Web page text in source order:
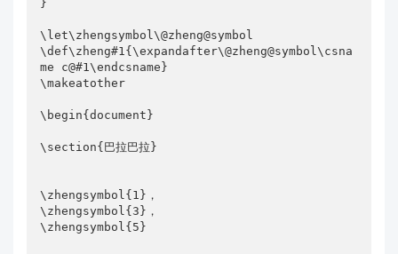
}
\let\zhengsymbol\@zheng@symbol
\def\zheng#1{\expandafter\@zheng@symbol\csna
me c@#1\endcsname}
\makeatother
\begin{document}
\section{巴拉巴拉}
\zhengsymbol{1}，
\zhengsymbol{3}，
\zhengsymbol{5}